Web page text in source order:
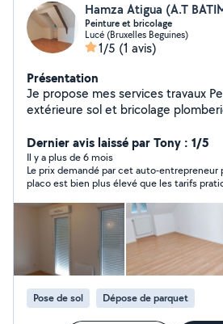
Hamza Atigua (A.T
Peinture et bricolage
Lucé (Bruxelles Beguines)
1/5 (1 avis)
Présentation
Je propose mes services travaux
extérieure sol et bricolage
Dernier avis laissé par Tony : 1/5
Il y a plus de 6 mois
Le prix demandé par cet auto-entrepreneur
placo est bien plus élevé que les tarifs
Pose de sol Dépose de parquet